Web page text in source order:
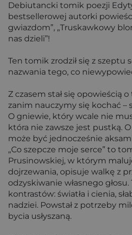
Debiutancki tomik poezji
bestsellerowej autorki
gwiazdom”, „Truskawkowy
nas dzieli”!
Ten tomik zrodził się z szeptu
nazwania tego, co
Z czasem stał się opowieścią
zanim nauczymy się kochać –
O gniewie, który wcale nie
która nie zawsze jest pustką.
może być jednocześnie
„Co szepcze moje serce” to
Prusinowskiej, w którym
dojrzewania, opisuje walkę z
odzyskiwanie własnego głosu.
kontrastów: światła i cienia,
nadziei. Powstał z potrzeby
bycia usłyszaną.